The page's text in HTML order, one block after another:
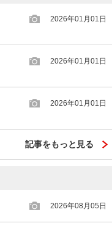
2026年01月01日
2026年01月01日
2026年01月01日
記事をもっと見る
2026年08月05日